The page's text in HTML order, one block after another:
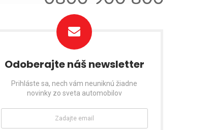
Odoberajte náš newsletter
Prihláste sa, nech vám neuniknú žiadne
novinky zo sveta automobilov